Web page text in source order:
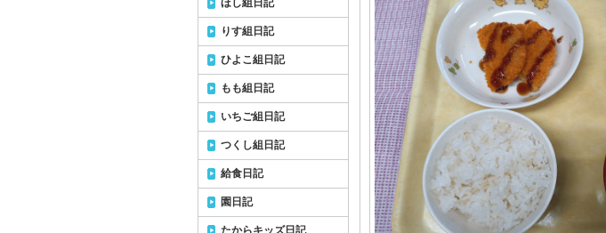
ほし組日記
りす組日記
ひよこ組日記
もも組日記
いちご組日記
つくし組日記
給食日記
園日記
たからキッズ日記